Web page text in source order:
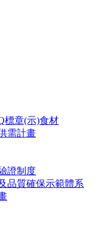
標章(示)食材
需計畫
證制度
品質確保示範體系